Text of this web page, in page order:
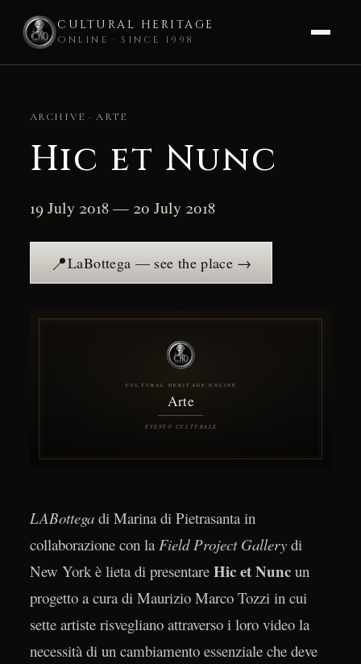
CULTURAL HERITAGE
ONLINE · SINCE 1998
contentARCHIVE · ARTE
Hic et Nunc
19 July 2018 — 20 July 2018
📍LaBottega — see the place →
LABottegadi Marina di Pietrasanta in
collaborazione con la Field Project Gallerydi
New York è lieta di presentare Hic et Nuncun
progetto a cura di Maurizio Marco Tozzi in cui
sette artiste risvegliano attraverso i loro video la
necessità di un cambiamento essenziale che deve